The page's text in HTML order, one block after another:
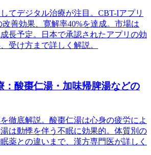
てデジタル治療が注目。CBT-Iアプリ
善効果、寛解率40%を達成。市場は
長予定。日本で承認されたアプリの効
受け方まで詳しく解説。
：酸棗仁湯・加味帰脾湯などの
徹底解説。酸棗仁湯は心身の疲労によ
は動悸を伴う不眠に効果的。体質別の
薬との違いまで、漢方専門医が詳しく